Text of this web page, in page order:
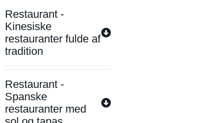
Restaurant -
Kinesiske
restauranter fulde af
tradition
Restaurant -
Spanske
restauranter med